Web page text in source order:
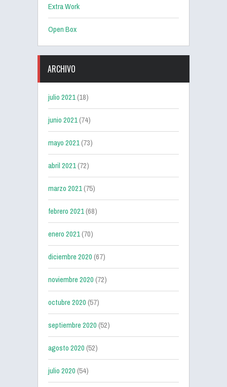
Extra Work
Open Box
ARCHIVO
julio 2021(18)
junio 2021(74)
mayo 2021(73)
abril 2021(72)
marzo 2021(75)
febrero 2021(68)
enero 2021(70)
diciembre 2020(67)
noviembre 2020(72)
octubre 2020(57)
septiembre 2020(52)
agosto 2020(52)
julio 2020(54)